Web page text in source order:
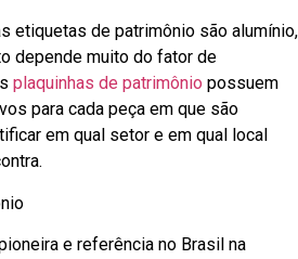
etiquetas de patrimônio são alumínio,
depende muito do fator de
plaquinhas de patrimônio possuem
para cada peça em que são
em qual setor e em qual local
e referência no Brasil na